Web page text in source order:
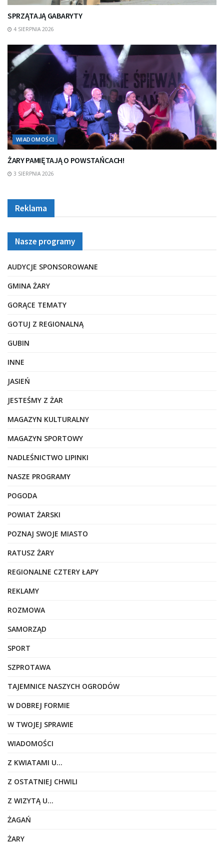
SPRZĄTAJĄ GABARYTY
4 SIERPNIA 2026
WIADOMOŚCI
ŻARY PAMIĘTAJĄ O POWSTAŃCACH!
3 SIERPNIA 2026
Reklama
Nasze programy
AUDYCJE SPONSOROWANE
GMINA ŻARY
GORĄCE TEMATY
GOTUJ Z REGIONALNĄ
GUBIN
INNE
JASIEŃ
JESTEŚMY Z ŻAR
MAGAZYN KULTURALNY
MAGAZYN SPORTOWY
NADLEŚNICTWO LIPINKI
NASZE PROGRAMY
POGODA
POWIAT ŻARSKI
POZNAJ SWOJE MIASTO
RATUSZ ŻARY
REGIONALNE CZTERY ŁAPY
REKLAMY
ROZMOWA
SAMORZĄD
SPORT
SZPROTAWA
TAJEMNICE NASZYCH OGRODÓW
W DOBREJ FORMIE
W TWOJEJ SPRAWIE
WIADOMOŚCI
Z KWIATAMI U…
Z OSTATNIEJ CHWILI
Z WIZYTĄ U…
ŻAGAŃ
ŻARY